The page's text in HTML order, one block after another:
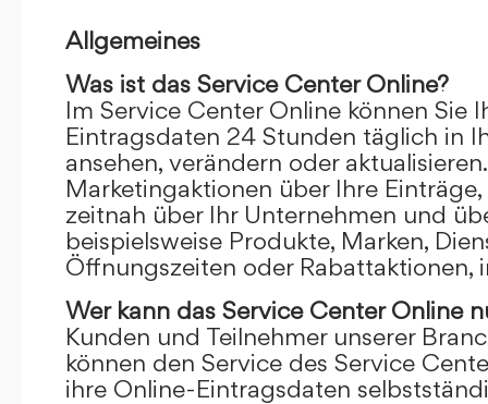
Allgemeines
Was ist das Service Center Online?
Im Service Center Online können Sie
Eintragsdaten 24 Stunden täglich in
ansehen, verändern oder
Marketingaktionen über Ihre
zeitnah über Ihr Unternehmen und
beispielsweise Produkte, Marken,
Öffnungszeiten oder Rabattaktionen,
Wer kann das Service Center Online
Kunden und Teilnehmer unserer
können den Service des Service
ihre Online-Eintragsdaten